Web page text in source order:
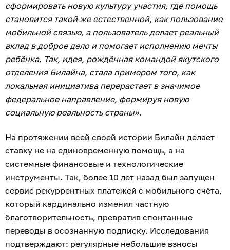
сформировать новую культуру участия, где помощь
становится такой же естественной, как пользование
мобильной связью, а пользователь делает реальный
вклад в доброе дело и помогает исполнению мечты
ребёнка. Так, идея, рождённая командой якутского
отделения Билайна, стала примером того, как
локальная инициатива перерастает в значимое
федеральное направление, формируя новую
социальную реальность страны».
На протяжении всей своей истории Билайн делает
ставку не на единовременную помощь, а на
системные финансовые и технологические
инструменты. Так, более 10 лет назад был запущен
сервис рекуррентных платежей с мобильного счёта,
который кардинально изменил частную
благотворительность, превратив спонтанные
переводы в осознанную подписку. Исследования
подтверждают: регулярные небольшие взносы